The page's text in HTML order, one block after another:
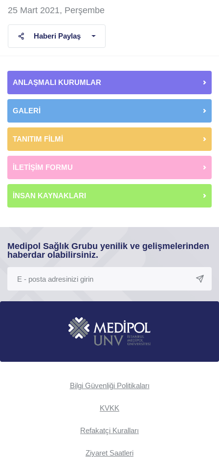
25 Mart 2021, Perşembe
Haberi Paylaş
ANLAŞMALI KURUMLAR
GALERİ
TANITIM FİLMİ
İLETİŞİM FORMU
İNSAN KAYNAKLARI
Medipol Sağlık Grubu yenilik ve gelişmelerinden
haberdar olabilirsiniz.
Bilgi Güvenliği Politikaları
KVKK
Refakatçi Kuralları
Ziyaret Saatleri